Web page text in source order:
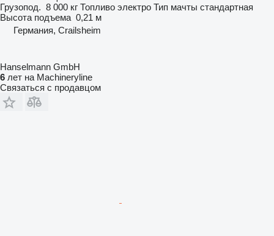
Грузопод. 8 000 кг Топливо электро Тип мачты стандартная
Высота подъема 0,21 м
Германия, Crailsheim
Hanselmann GmbH
6 лет на Machineryline
Связаться с продавцом